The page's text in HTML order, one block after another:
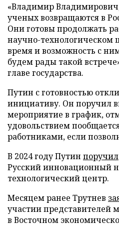
«Владимир
ученых возвращаются в
Они готовы продолжать
научно-технологическом
время и возможность с
будем рады такой
главе государства.
Путин с готовностью
инициативу. Он поручил
мероприятие в график,
удовольствием
работниками, если
В 2024 году Путин поручил
Русский инновационный
технологический центр.
Месяцем ранее Трутнев
участии представителей
в Восточном